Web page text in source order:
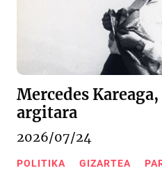
Mercedes
argitara
2026/07/24
POLITIKA GIZARTEA